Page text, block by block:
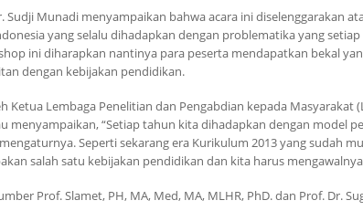
Sudji Munadi menyampaikan bahwa acara ini diselenggarakan
yang selalu dihadapkan dengan problematika yang
ini diharapkan nantinya para peserta mendapatkan bekal
dengan kebijakan pendidikan.
Ketua Lembaga Penelitian dan Pengabdian kepada Masyarakat
menyampaikan, “Setiap tahun kita dihadapkan dengan model
Seperti sekarang era Kurikulum 2013 yang sudah
salah satu kebijakan pendidikan dan kita harus
Prof. Slamet, PH, MA, Med, MA, MLHR, PhD. dan Prof. Dr.